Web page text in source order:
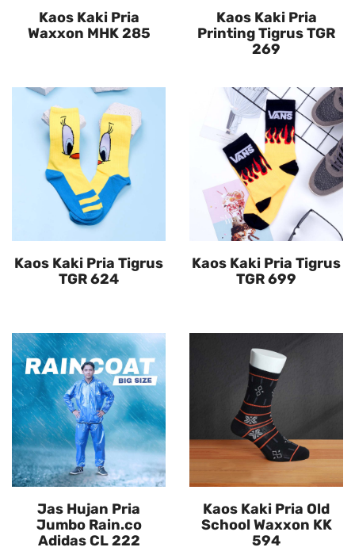
Kaos Kaki Pria
Waxxon MHK 285
Kaos Kaki Pria
Printing Tigrus TGR
269
Kaos Kaki Pria Tigrus
TGR 624
Kaos Kaki Pria Tigrus
TGR 699
Jas Hujan Pria
Jumbo Rain.co
Adidas CL 222
Kaos Kaki Pria Old
School Waxxon KK
594